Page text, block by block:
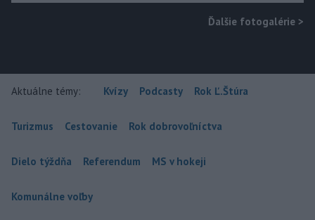
Ďalšie fotogalérie >
Aktuálne témy: Kvízy Podcasty Rok Ľ.Štúra
Turizmus Cestovanie Rok dobrovoľníctva
Dielo týždňa Referendum MS v hokeji
Komunálne voľby